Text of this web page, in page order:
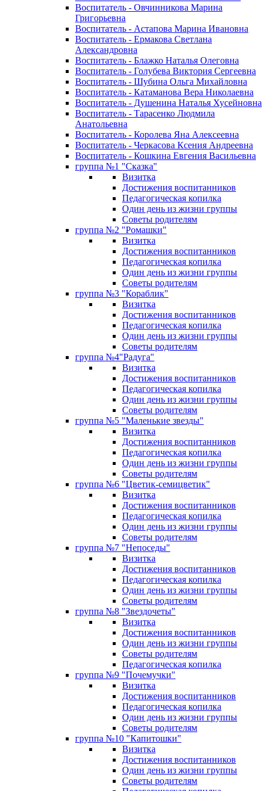
Воспитатель - Овчинникова Марина
Григорьевна
Воспитатель - Астапова Марина Ивановна
Воспитатель - Ермакова Светлана
Александровна
Воспитатель - Блажко Наталья Олеговна
Воспитатель - Голубева Виктория Сергеевна
Воспитатель - Шубина Ольга Михайловна
Воспитатель - Катаманова Вера Николаевна
Воспитатель - Душенина Наталья Хусейновна
Воспитатель - Тарасенко Людмила
Анатольевна
Воспитатель - Королева Яна Алексеевна
Воспитатель - Черкасова Ксения Андреевна
Воспитатель - Кошкина Евгения Васильевна
группа №1 "Сказка"
Визитка
Достижения воспитанников
Педагогическая копилка
Один день из жизни группы
Советы родителям
группа №2 "Ромашки"
Визитка
Достижения воспитанников
Педагогическая копилка
Один день из жизни группы
Советы родителям
группа №3 "Кораблик"
Визитка
Достижения воспитанников
Педагогическая копилка
Один день из жизни группы
Советы родителям
группа №4"Радуга"
Визитка
Достижения воспитанников
Педагогическая копилка
Один день из жизни группы
Советы родителям
группа №5 "Маленькие звезды"
Визитка
Достижения воспитанников
Педагогическая копилка
Один день из жизни группы
Советы родителям
группа №6 "Цветик-семицветик"
Визитка
Достижения воспитанников
Педагогическая копилка
Один день из жизни группы
Советы родителям
группа №7 "Непоседы"
Визитка
Достижения воспитанников
Педагогическая копилка
Один день из жизни группы
Советы родителям
группа №8 "Звездочеты"
Визитка
Достижения воспитанников
Один день из жизни группы
Советы родителям
Педагогическая копилка
группа №9 "Почемучки"
Визитка
Достижения воспитанников
Педагогическая копилка
Один день из жизни группы
Советы родителям
группа №10 "Капитошки"
Визитка
Достижения воспитанников
Один день из жизни группы
Советы родителям